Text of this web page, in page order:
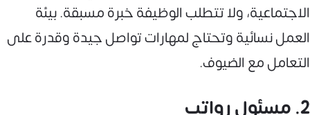
الاجتماعية، ولا تتطلب الوظيفة خبرة مسبقة. بيئة
العمل نسائية وتحتاج لمهارات تواصل جيدة وقدرة على
التعامل مع الضيوف.
2. مسئول رواتب